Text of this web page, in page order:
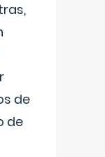
de
de